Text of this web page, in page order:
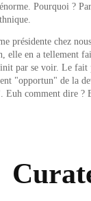
Pourquoi ?
présidente chez
elle en a tellement
par se voir. Le
"opportun" de la
Euh comment dire ?